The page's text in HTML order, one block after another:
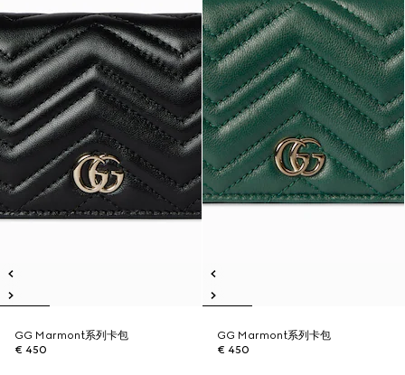
GG Marmont系列卡包
€ 450
GG Marmont系列卡包
€ 450